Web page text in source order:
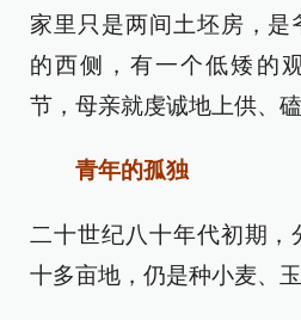
家里只是两间土坯房，
的西侧，有一个低矮的
节，母亲就虔诚地上供、磕
青年的孤独
二十世纪八十年代初期，
十多亩地，仍是种小麦、玉